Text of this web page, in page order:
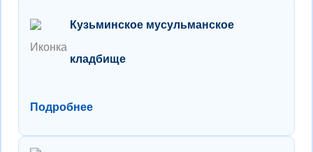
Кузьминское мусульманское
кладбище
Подробнее